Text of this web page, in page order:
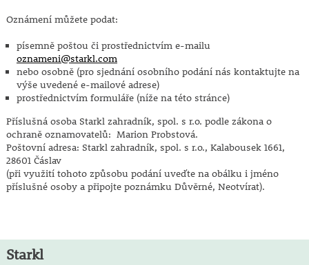
Oznámení můžete podat:
písemně poštou či prostřednictvím e-mailu
oznameni@starkl.com
nebo osobně (pro sjednání osobního podání nás kontaktujte na
výše uvedené e-mailové adrese)
prostřednictvím formuláře (níže na této stránce)
Příslušná osoba Starkl zahradník, spol. s r.o. podle zákona o
ochraně oznamovatelů: Marion Probstová.
Poštovní adresa: Starkl zahradník, spol. s r.o., Kalabousek 1661,
28601 Čáslav
(při využití tohoto způsobu podání uveďte na obálku i jméno
příslušné osoby a připojte poznámku Důvěrné, Neotvírat).
Starkl